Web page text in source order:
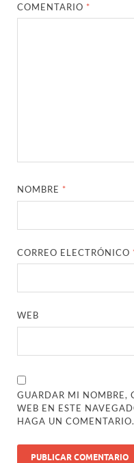
COMENTARIO *
NOMBRE *
CORREO ELECTRÓNICO
WEB
GUARDAR MI NOMBRE,
WEB EN ESTE
HAGA UN COMENTARIO.